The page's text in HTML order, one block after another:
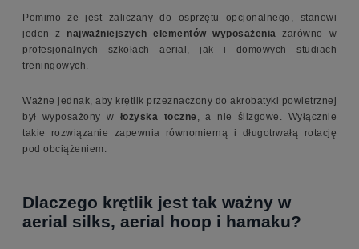
Pomimo że jest zaliczany do osprzętu opcjonalnego, stanowi
jeden z najważniejszych elementów wyposażenia zarówno w
profesjonalnych szkołach aerial, jak i domowych studiach
treningowych.
Ważne jednak, aby krętlik przeznaczony do akrobatyki powietrznej
był wyposażony w łożyska toczne , a nie ślizgowe. Wyłącznie
takie rozwiązanie zapewnia równomierną i długotrwałą rotację
pod obciążeniem.
Dlaczego krętlik jest tak ważny w
aerial silks, aerial hoop i hamaku?